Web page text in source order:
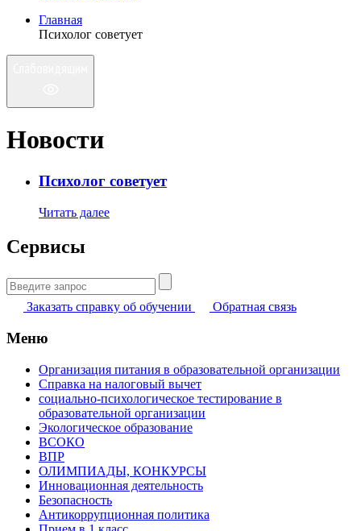
Главная
Психолог советует
Новости
Психолог советует
Читать далее
Сервисы
Найти:
Заказать справку об обучении
Обратная связь
Меню
Организация питания в образовательной организации
Справка на налоговый вычет
социально-психологическое тестирование в
образовательной организации
Экологическое образование
ВСОКО
ВПР
ОЛИМПИАДЫ, КОНКУРСЫ
Инновационная деятельность
Безопасность
Антикоррупционная политика